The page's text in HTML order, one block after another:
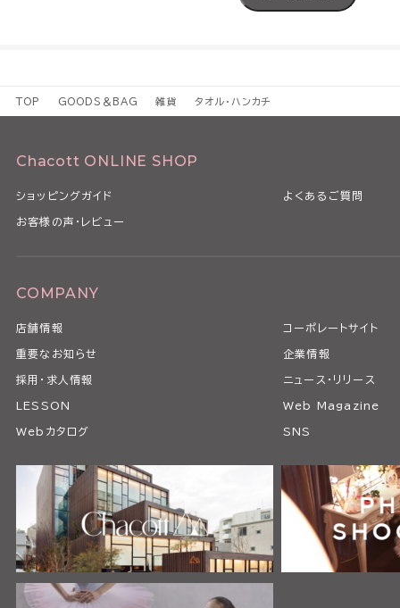
TOP GOODS＆BAG 雑貨 タオル・ハンカチ
Chacott ONLINE SHOP
ショッピングガイド よくあるご質問
お客様の声・レビュー
COMPANY
店舗情報 コーポレートサイト
重要なお知らせ 企業情報
採用・求人情報 ニュース・リリース
LESSON Web Magazine
Webカタログ SNS